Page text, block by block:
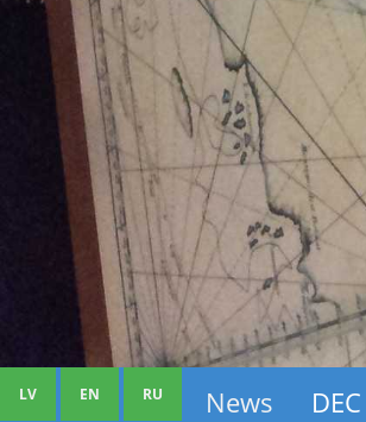
LV EN RU News DEC